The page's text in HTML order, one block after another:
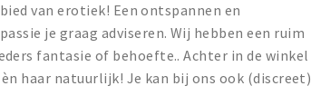
van erotiek! Een ontspannen en
je graag adviseren. Wij hebben een ruim
fantasie of behoefte.. Achter in de winkel
haar natuurlijk! Je kan bij ons ook (discreet)